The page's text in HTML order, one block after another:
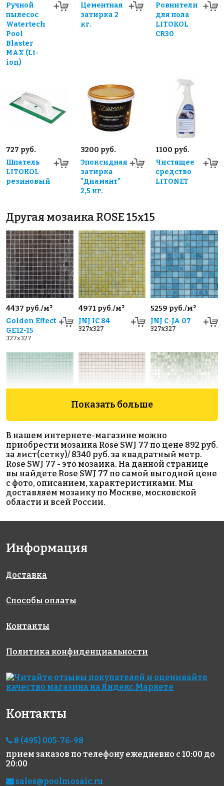
Ручной
пылесос
Watertech
Pool
Blaster
MAX (Li-
ion)
Цементная
затирка 2
кг.
Ровнители
для пола
LITOKOL
CR30
727 руб.
Шпатель
LITOKOL
резиновый
3200 руб.
Эпоксидная
затирка
"Диамант"
2,5 кг.
1100 руб.
Чистящее
средство
LITONET
Другая мозаика ROSE 15x15
4437 руб./м²
Golden Effect
GE12-15
327x327
4971 руб./м²
JNJ IC 84
327x327
5259 руб./м²
JNJ C-JA 07
327x327
Rose WJ 22(2)
327x327
Rose AJ 83+3
327x327
Rose MJ 61
327x327
8858 руб./м²
Rose CWJ
327x327
Rose GN02G
Golden Effect
HP17-15
327x327
Rose AJ 74(2)
327x327
Rose AJ 04(1)
327x327
6820 руб./м² 5719 руб./м²
Показать больше
В нашем интернете-магазине можно
приобрести мозаика Rose SWJ 77 по цене 892 руб.
за лист(сетку)/ 8340 руб. за квадратный метр.
Rose SWJ 77 - это мозаика. На данной странице
вы найдете Rose SWJ 77 по самой выгодной цене
с фото, описанием, характеристиками. Мы
доставляем мозаику по Москве, московской
области и всей России.
Информация
Доставка
Способы оплаты
Контакты
Политика конфиденциальности
Контакты
8 (495) 005-76-98
прием заказов по телефону ежедневно с 10:00 до
20:00
sales@poolmosaic.ru